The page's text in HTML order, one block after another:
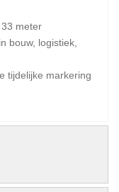
meter
bouw, logistiek,
tijdelijke markering